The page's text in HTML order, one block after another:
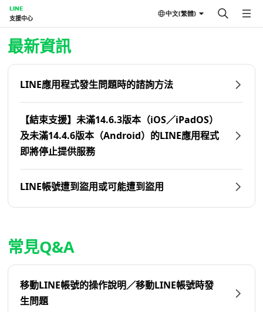
LINE
支援中心
中文(繁體)
首頁 | LINE支援中心
最新資訊
LINE應用程式發生問題時的諮詢方法
【結束支援】未滿14.6.3版本（iOS／iPadOS）
及未滿14.4.6版本（Android）的LINE應用程式
即將停止提供服務
LINE帳號遭到盜用或可能遭到盜用
常見Q&A
移動LINE帳號的操作說明／移動LINE帳號時發
生問題